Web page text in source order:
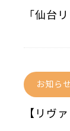
「仙台
お知らせ
【リヴ